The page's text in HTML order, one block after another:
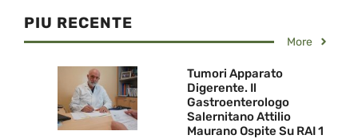
PIU RECENTE
More
Tumori Apparato
Digerente. Il
Gastroenterologo
Salernitano Attilio
Maurano Ospite Su RAI 1